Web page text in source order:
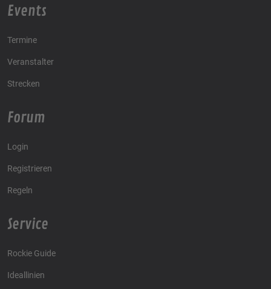
Events
Termine
Veranstalter
Strecken
Forum
Login
Registrieren
Regeln
Service
Rockie Guide
Ideallinien